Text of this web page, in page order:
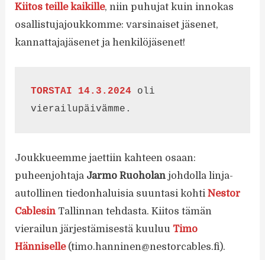
Kiitos teille kaikille, niin puhujat kuin innokas
osallistujajoukkomme: varsinaiset jäsenet,
kannattajajäsenet ja henkilöjäsenet!
TORSTAI 14.3.2024 oli
vierailupäivämme.
Joukkueemme jaettiin kahteen osaan:
puheenjohtaja Jarmo Ruoholan johdolla linja-
autollinen tiedonhaluisia suuntasi kohtiNestor
Cablesin Tallinnan tehdasta. Kiitos tämän
vierailun järjestämisestä kuuluu Timo
Hänniselle (timo.hanninen@nestorcables.fi).